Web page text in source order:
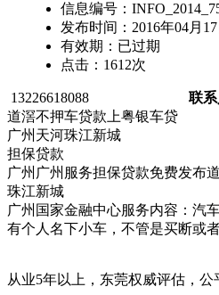
信息编号：
发布时间： 2016年04月17
有效期： 已过期
点击： 1612次
13226618088 联系
道滘不押车贷款上粤银车贷
广州天河珠江新城
担保贷款
广州广州服务担保贷款免费发布
珠江新城
广州国家金融中心服务内容：汽
有个人名下小车，不管是买断或
从业5年以上，东莞权威评估，公